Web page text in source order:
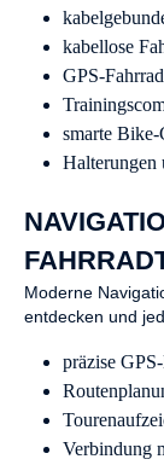
kabellose
GPS-
smarte
Halterungen
Moderne
entdecken und
präzise
Verbindung